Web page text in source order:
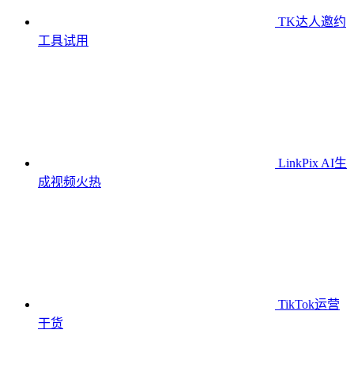
TK达人邀约
工具试用
LinkPix AI生
成视频火热
TikTok运营
干货